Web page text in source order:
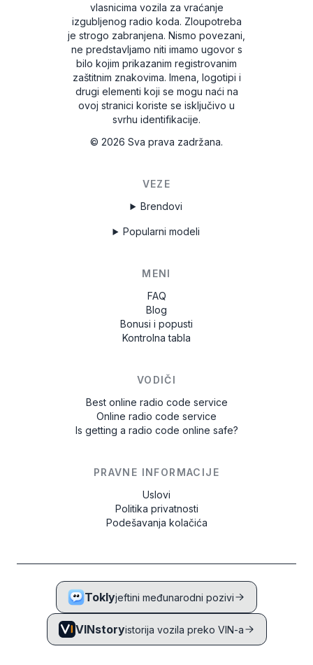
vlasnicima vozila za vraćanje
izgubljenog radio koda. Zloupotreba
je strogo zabranjena. Nismo povezani,
ne predstavljamo niti imamo ugovor s
bilo kojim prikazanim registrovanim
zaštitnim znakovima. Imena, logotipi i
drugi elementi koji se mogu naći na
ovoj stranici koriste se isključivo u
svrhu identifikacije.
© 2026 Sva prava zadržana.
VEZE
Brendovi
Popularni modeli
MENI
FAQ
Blog
Bonusi i popusti
Kontrolna tabla
VODIČI
Best online radio code service
Online radio code service
Is getting a radio code online safe?
PRAVNE INFORMACIJE
Uslovi
Politika privatnosti
Podešavanja kolačića
Toklyjeftini međunarodni pozivi
VINstoryistorija vozila preko VIN-a